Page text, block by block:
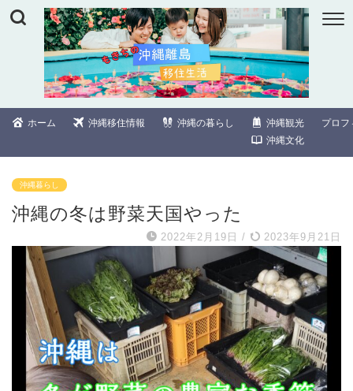
ホーム 沖縄移住情報 沖縄の暮らし
沖縄観光
沖縄文化
プロフ
沖縄暮らし
沖縄の冬は野菜天国やった
2022年2月19日 / 2023年9月21日